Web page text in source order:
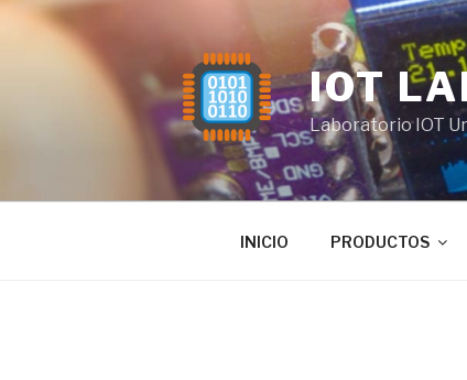
Saltar
IOT
Laboratorio IOT
INICIO PRODUCTOS